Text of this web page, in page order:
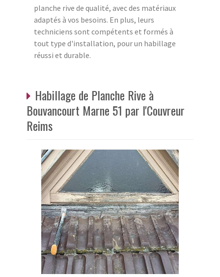
planche rive de qualité, avec des matériaux
adaptés à vos besoins. En plus, leurs
techniciens sont compétents et formés à
tout type d'installation, pour un habillage
réussi et durable.
Habillage de Planche Rive à
Bouvancourt Marne 51 par l'Couvreur
Reims